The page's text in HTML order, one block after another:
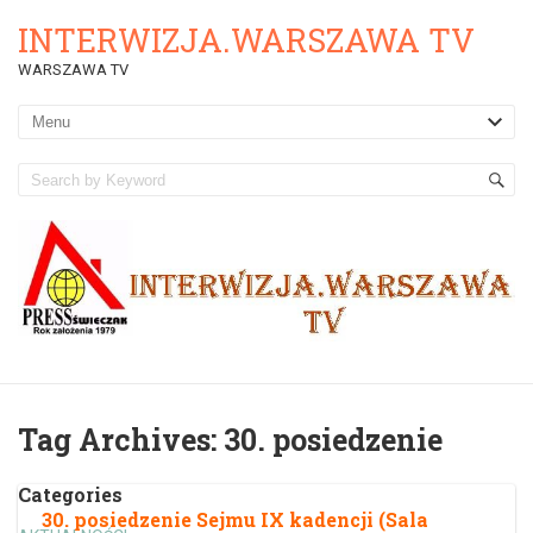
INTERWIZJA.WARSZAWA TV
WARSZAWA TV
Tag Archives: 30. posiedzenie
Categories
30. posiedzenie Sejmu IX kadencji (Sala